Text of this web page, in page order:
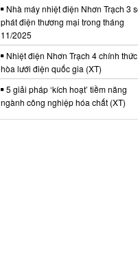
Nhà máy nhiệt điện Nhơn Trạch 3
phát điện thương mại trong tháng
11/2025
Nhiệt điện Nhơn Trạch 4 chính thức
hòa lưới điện quốc gia (XT)
5 giải pháp ‘kích hoạt’ tiềm năng
ngành công nghiệp hóa chất (XT)